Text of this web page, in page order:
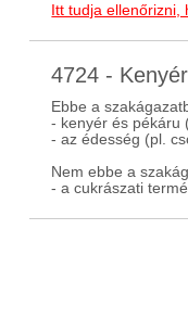
Itt tudja
4724 -
Ebbe a
- kenyér és pékáru
- az édesség (pl.
Nem ebbe a
- a cukrászati